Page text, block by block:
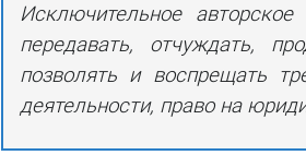
Исключительное
передавать, отчуждать,
позволять и воспрещать
деятельности, право на